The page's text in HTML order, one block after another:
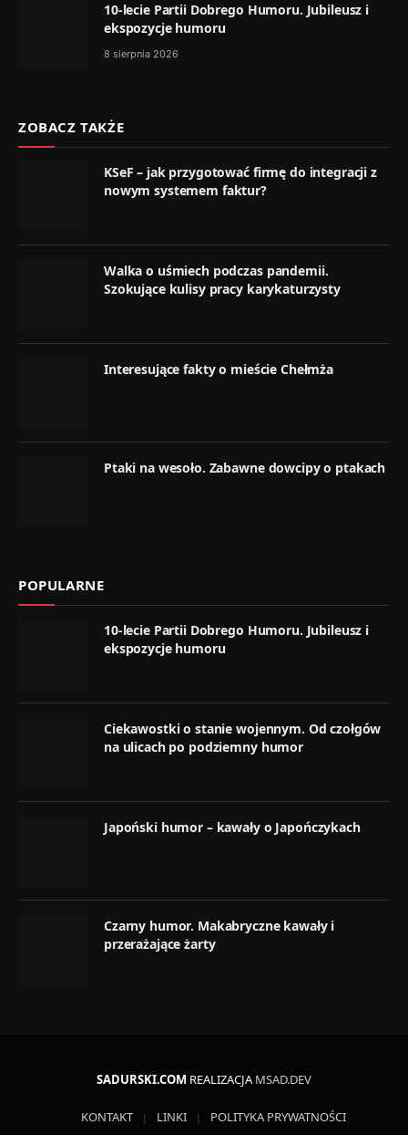
10-lecie Partii Dobrego Humoru. Jubileusz i
ekspozycje humoru
8 sierpnia 2026
ZOBACZ TAKŻE
KSeF – jak przygotować firmę do integracji z
nowym systemem faktur?
Walka o uśmiech podczas pandemii.
Szokujące kulisy pracy karykaturzysty
Interesujące fakty o mieście Chełmża
Ptaki na wesoło. Zabawne dowcipy o ptakach
POPULARNE
10-lecie Partii Dobrego Humoru. Jubileusz i
ekspozycje humoru
Ciekawostki o stanie wojennym. Od czołgów
na ulicach po podziemny humor
Japoński humor – kawały o Japończykach
Czarny humor. Makabryczne kawały i
przerażające żarty
SADURSKI.COM REALIZACJAMSAD.DEV
KONTAKT LINKI
POLITYKA PRYWATNOŚCI